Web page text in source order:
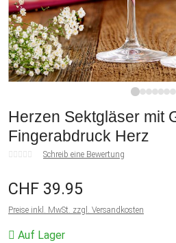
Herzen Sektgläser mit
Fingerabdruck Herz
Schreib eine Bewertung
CHF 39.95
Preise inkl. MwSt. zzgl. Versandkosten
Auf Lager